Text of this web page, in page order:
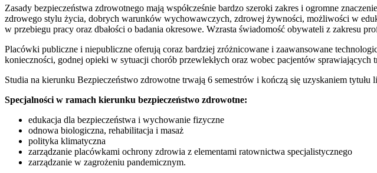
Zasady bezpieczeństwa zdrowotnego mają współcześnie bardzo szeroki zakres i ogromne
zdrowego stylu życia, dobrych warunków wychowawczych, zdrowej żywności, możliwości w
w przebiegu pracy oraz dbałości o badania okresowe. Wzrasta świadomość obywateli z zakresu
Placówki publiczne i niepubliczne oferują coraz bardziej zróżnicowane i zaawansowane
konieczności, godnej opieki w sytuacji chorób przewlekłych oraz wobec pacjentów
Studia na kierunku Bezpieczeństwo zdrowotne trwają 6 semestrów i kończą się uzyskaniem tytułu
Specjalności w ramach kierunku bezpieczeństwo zdrowotne:
edukacja dla bezpieczeństwa i wychowanie fizyczne
odnowa biologiczna, rehabilitacja i masaż
polityka klimatyczna
zarządzanie placówkami ochrony zdrowia z elementami ratownictwa specjalistycznego
zarządzanie w zagrożeniu pandemicznym.